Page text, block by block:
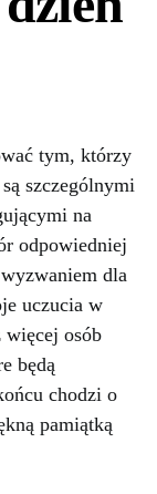
tym, którzy
szczególnymi
na
odpowiedniej
dla
uczucia w
więcej osób
będą
chodzi o
pamiątką